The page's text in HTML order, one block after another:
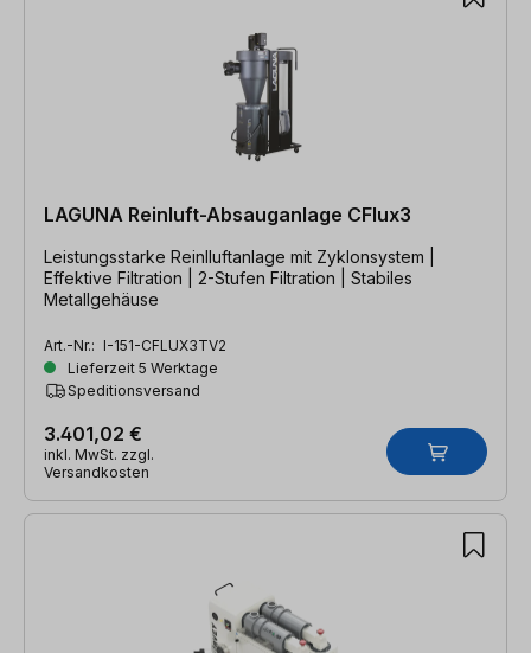
LAGUNA Reinluft-Absauganlage CFlux3
Leistungsstarke Reinlluftanlage mit Zyklonsystem |
Effektive Filtration | 2-Stufen Filtration | Stabiles
Metallgehäuse
Art.-Nr.: I-151-CFLUX3TV2
Lieferzeit 5 Werktage
Speditionsversand
3.401,02 €
inkl. MwSt. zzgl.
Versandkosten